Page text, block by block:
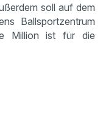
soll auf dem
Ballsportzentrum
Million ist für die